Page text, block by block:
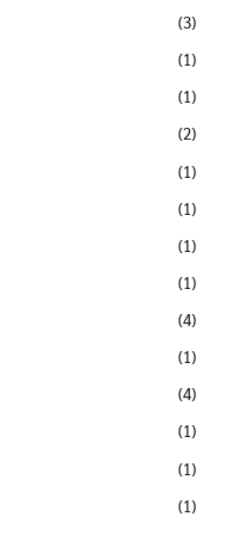
(3)
(1)
(1)
(2)
(1)
(1)
(1)
(1)
(4)
(1)
(4)
(1)
(1)
(1)